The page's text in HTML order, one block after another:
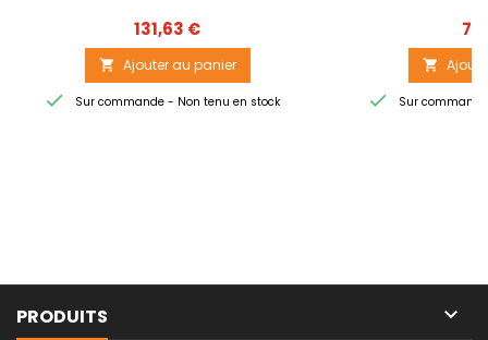
Prix
131,63 €
 Ajouter au panier
 Sur commande - Non tenu en stock

 Sur
PRODUITS 